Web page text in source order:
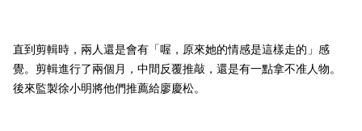
直到剪輯時，兩人還是會有「喔，原來她的情感是這樣走的」感
覺。剪輯進行了兩個月，中間反覆推敲，還是有一點拿不准人物。
後來監製徐小明將他們推薦給廖慶松。